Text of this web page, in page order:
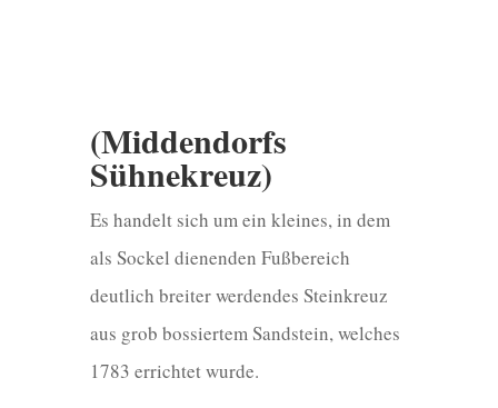
(Middendorfs
Sühnekreuz)
Es handelt sich um ein kleines, in dem
als Sockel dienenden Fußbereich
deutlich breiter werdendes Steinkreuz
aus grob bossiertem Sandstein, welches
1783 errichtet wurde.